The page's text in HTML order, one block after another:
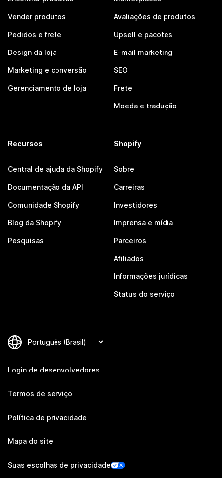
Vender produtos
Pedidos e frete
Design da loja
Marketing e conversão
Gerenciamento de loja
Avaliações de produtos
Upsell e pacotes
E-mail marketing
SEO
Frete
Moeda e tradução
Recursos
Central de ajuda da Shopify
Documentação da API
Comunidade Shopify
Blog da Shopify
Pesquisas
Shopify
Sobre
Carreiras
Investidores
Imprensa e mídia
Parceiros
Afiliados
Informações jurídicas
Status do serviço
Login de desenvolvedores
Termos de serviço
Política de privacidade
Mapa do site
Suas escolhas de privacidade